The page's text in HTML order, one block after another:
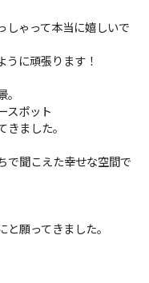
しゃって本当に嬉しいで
うに頑張ります！
スポット
きました。
で聞こえた幸せな空間で
願ってきました。